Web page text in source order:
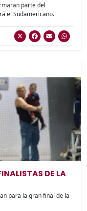
parte del
el Sudamericano.
DE LA
para la gran final de la